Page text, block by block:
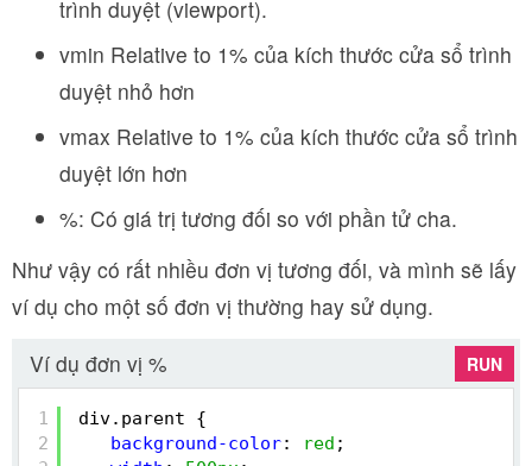
trình duyệt (viewport).
vmin Relative to 1% của kích thước cửa sổ trình
duyệt nhỏ hơn
vmax Relative to 1% của kích thước cửa sổ trình
duyệt lớn hơn
%: Có giá trị tương đối so với phần tử cha.
Như vậy có rất nhiều đơn vị tương đối, và mình sẽ lấy
ví dụ cho một số đơn vị thường hay sử dụng.
Ví dụ đơn vị %
RUN
1
2
div.parent {
background-color: red ;